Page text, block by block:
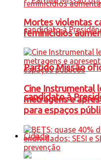
Partido Missão
candidato à
Cidade
Mortes violentas
feminicídios
Cine Instrumental
metragens e
para espaços